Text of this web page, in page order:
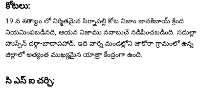
కోటలు:
19 వ శతాబ్దం లో నిర్మితమైన సిర్నాపల్లి కోట నిజాం జానకిబాయ్ క్రింద
నియమింపబడినది, ఆయన నిజాము నవాబుచే నడిపించబడింది. సదుల్లా
హుస్సేన్ దర్గా-బాదాపహాద్. ఇది వార్ని మండల్లోని జాకోరా గ్రామంలో ఉన్న
జిల్లాలో అత్యంత ముఖ్యమైన యాత్రా కేంద్రంగా ఉంది.
సి ఎస్ ఐ చర్చి: